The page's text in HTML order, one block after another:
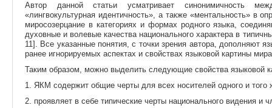
Автор данной статьи усматривает синонимичность
«лингвокультурная идентичность», а также «ментальность» в
миросозерцание в категориях и формах родного языка,
духовные и волевые качества национального характера в
11]. Все указанные понятия, с точки зрения автора, дополняют
ранее игнорируемых аспектах и свойствах языковой картины
Таким образом, можно выделить следующие свойства языковой
1. ЯКМ содержит общие черты для всех носителей одного и того
2. проявляет в себе типические черты национального видения и